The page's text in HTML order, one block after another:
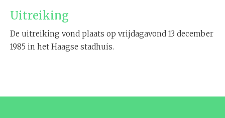
Uitreiking
De uitreiking vond plaats op vrijdagavond 13 december
1985 in het Haagse stadhuis.